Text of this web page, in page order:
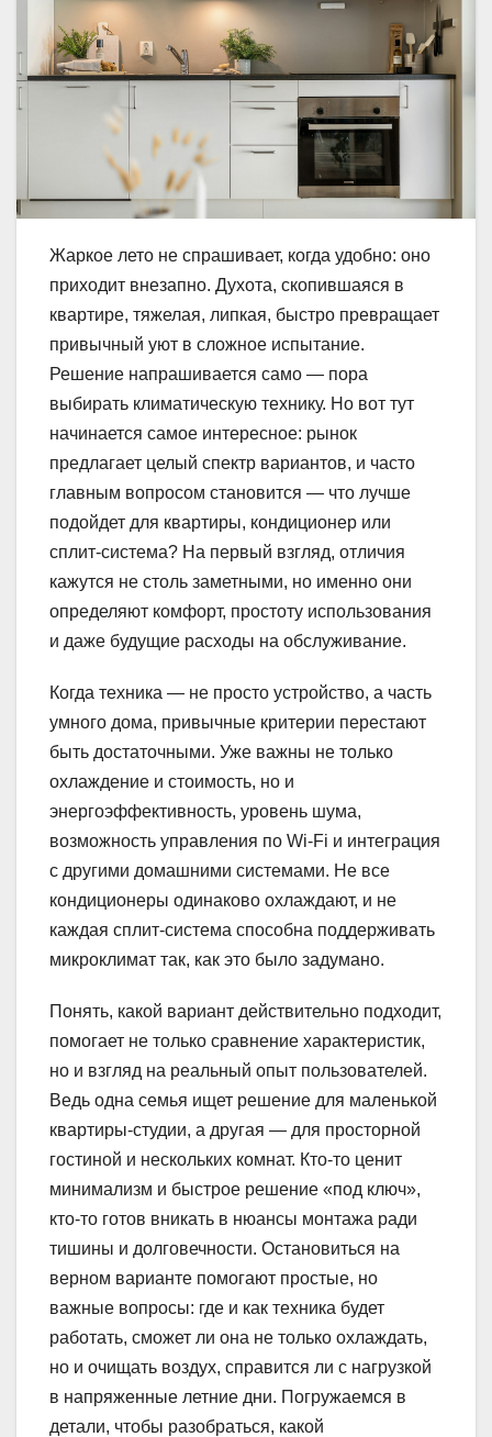
Жаркое лето не спрашивает, когда удобно: оно
приходит внезапно. Духота, скопившаяся в
квартире, тяжелая, липкая, быстро превращает
привычный уют в сложное испытание.
Решение напрашивается само — пора
выбирать климатическую технику. Но вот тут
начинается самое интересное: рынок
предлагает целый спектр вариантов, и часто
главным вопросом становится — что лучше
подойдет для квартиры, кондиционер или
сплит-система? На первый взгляд, отличия
кажутся не столь заметными, но именно они
определяют комфорт, простоту использования
и даже будущие расходы на обслуживание.
Когда техника — не просто устройство, а часть
умного дома, привычные критерии перестают
быть достаточными. Уже важны не только
охлаждение и стоимость, но и
энергоэффективность, уровень шума,
возможность управления по Wi-Fi и интеграция
с другими домашними системами. Не все
кондиционеры одинаково охлаждают, и не
каждая сплит-система способна поддерживать
микроклимат так, как это было задумано.
Понять, какой вариант действительно подходит,
помогает не только сравнение характеристик,
но и взгляд на реальный опыт пользователей.
Ведь одна семья ищет решение для маленькой
квартиры-студии, а другая — для просторной
гостиной и нескольких комнат. Кто-то ценит
минимализм и быстрое решение «под ключ»,
кто-то готов вникать в нюансы монтажа ради
тишины и долговечности. Остановиться на
верном варианте помогают простые, но
важные вопросы: где и как техника будет
работать, сможет ли она не только охлаждать,
но и очищать воздух, справится ли с нагрузкой
в напряженные летние дни. Погружаемся в
детали, чтобы разобраться, какой